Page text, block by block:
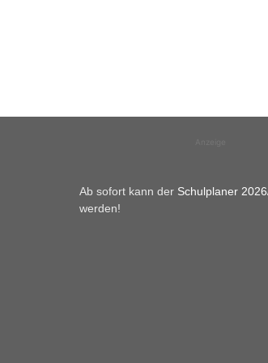
Ab sofort kann der Schulplaner
werden!